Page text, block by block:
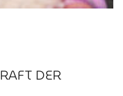
DER